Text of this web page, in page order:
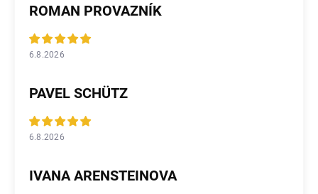
ROMAN PROVAZNÍK
6.8.2026
PAVEL SCHÜTZ
6.8.2026
IVANA ARENSTEINOVA